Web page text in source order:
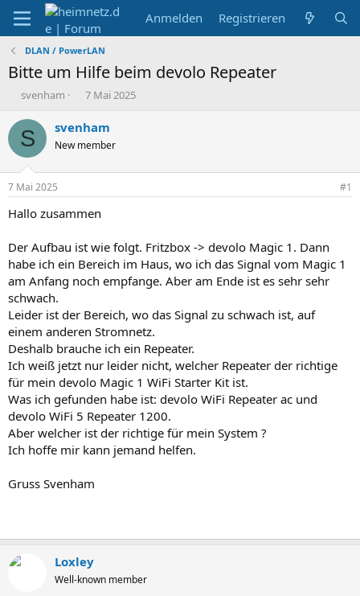
Anmelden Registrieren
DLAN / PowerLAN
Bitte um Hilfe beim devolo Repeater
E
s
t
l
e
r
svenham
E
s
e
t
a
7 Mai 2025
S svenham
New member
7 Mai 2025 #1
Hallo zusammen
Der Aufbau ist wie folgt. Fritzbox -> devolo Magic 1. Dann
habe ich ein Bereich im Haus, wo ich das Signal vom Magic 1
am Anfang noch empfange. Aber am Ende ist es sehr sehr
schwach.
Leider ist der Bereich, wo das Signal zu schwach ist, auf
einem anderen Stromnetz.
Deshalb brauche ich ein Repeater.
Ich weiß jetzt nur leider nicht, welcher Repeater der richtige
für mein devolo Magic 1 WiFi Starter Kit ist.
Was ich gefunden habe ist: devolo WiFi Repeater ac und
devolo WiFi 5 Repeater 1200.
Aber welcher ist der richtige für mein System ?
Ich hoffe mir kann jemand helfen.
Gruss Svenham
Loxley
Well-known member